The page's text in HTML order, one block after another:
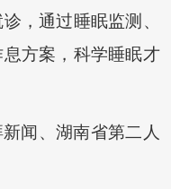
，通过睡眠监测、
方案，科学睡眠才
闻、湖南省第二人